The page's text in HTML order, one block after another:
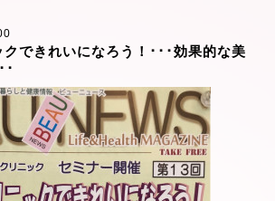
できれいになろう！･･･効果的な美
･